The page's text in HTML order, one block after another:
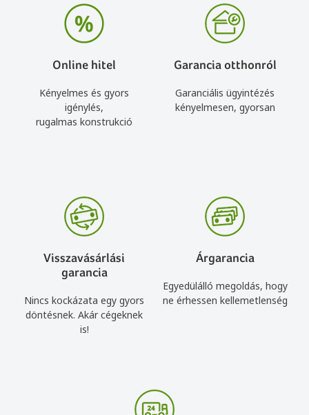
Online hitel
Kényelmes és gyors
igénylés,
rugalmas konstrukció
Garancia otthonról
Garanciális ügyintézés
kényelmesen, gyorsan
Visszavásárlási
garancia
Nincs kockázata egy gyors
döntésnek. Akár cégeknek
is!
Árgarancia
Egyedülálló megoldás, hogy
ne érhessen kellemetlenség